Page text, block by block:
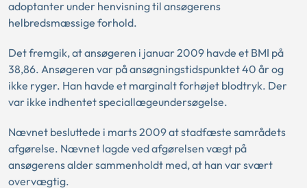
adoptanter under henvisning til ansøgerens
helbredsmæssige forhold.
Det fremgik, at ansøgeren i januar 2009 havde et BMI på
38,86. Ansøgeren var på ansøgningstidspunktet 40 år og
ikke ryger. Han havde et marginalt forhøjet blodtryk. Der
var ikke indhentet speciallægeundersøgelse.
Nævnet besluttede i marts 2009 at stadfæste samrådets
afgørelse. Nævnet lagde ved afgørelsen vægt på
ansøgerens alder sammenholdt med, at han var svært
overvægtig.